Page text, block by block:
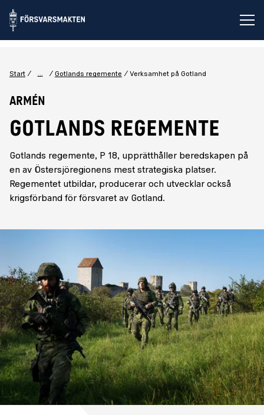
Start ... Gotlands regemente Verksamhet på Gotland
Armén
GOTLANDS REGEMENTE
Gotlands regemente, P 18, upprätthåller beredskapen på
en av Östersjöregionens mest strategiska platser.
Regementet utbildar, producerar och utvecklar också
krigsförband för försvaret av Gotland.